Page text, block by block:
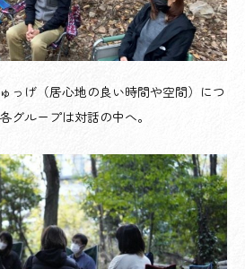
っげ（居心地の良い時間や空間）につ
グループは対話の中へ。